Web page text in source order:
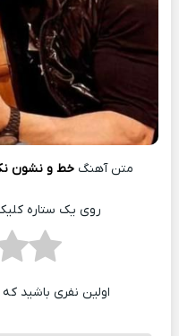
متن آهنگخط و نشون
روی یک ستاره
اولین نفری باشید